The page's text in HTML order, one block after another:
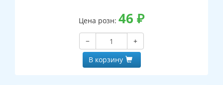
Цена розн: 46 ₽
−
+
В корзину